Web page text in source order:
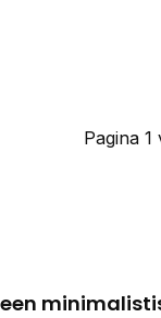
Pagina 1